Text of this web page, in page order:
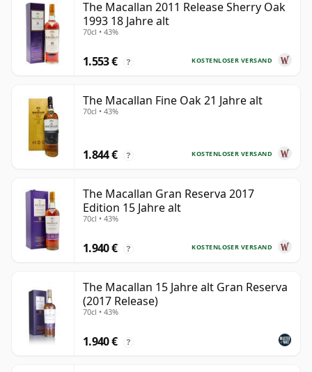
The Macallan 2011 Release Sherry Oak
1993 18 Jahre alt
70cl • 43%
KOSTENLOSER VERSAND
1.553 € ?
The Macallan Fine Oak 21 Jahre alt
70cl • 43%
KOSTENLOSER VERSAND
1.844 € ?
The Macallan Gran Reserva 2017
Edition 15 Jahre alt
70cl • 43%
KOSTENLOSER VERSAND
1.940 € ?
The Macallan 15 Jahre alt Gran Reserva
(2017 Release)
70cl • 43%
1.940 € ?